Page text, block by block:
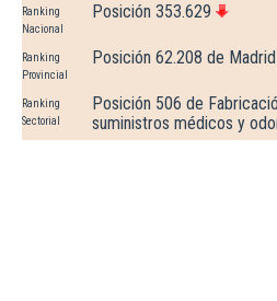
Ranking
Nacional
Posición 353.629
Ranking
Provincial
Posición 62.208 de Madrid
Ranking
Sectorial
Posición 506 de
suministros médicos y